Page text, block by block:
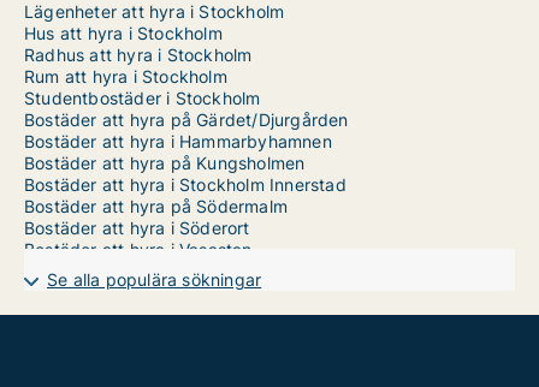
Lägenheter att hyra i Stockholm
Hus att hyra i Stockholm
Radhus att hyra i Stockholm
Rum att hyra i Stockholm
Studentbostäder i Stockholm
Bostäder att hyra på Gärdet/Djurgården
Bostäder att hyra i Hammarbyhamnen
Bostäder att hyra på Kungsholmen
Bostäder att hyra i Stockholm Innerstad
Bostäder att hyra på Södermalm
Bostäder att hyra i Söderort
Bostäder att hyra i Vasastan
Bostäder att hyra i Västerort
Bostäder att hyra på Östermalm
Se alla populära sökningar